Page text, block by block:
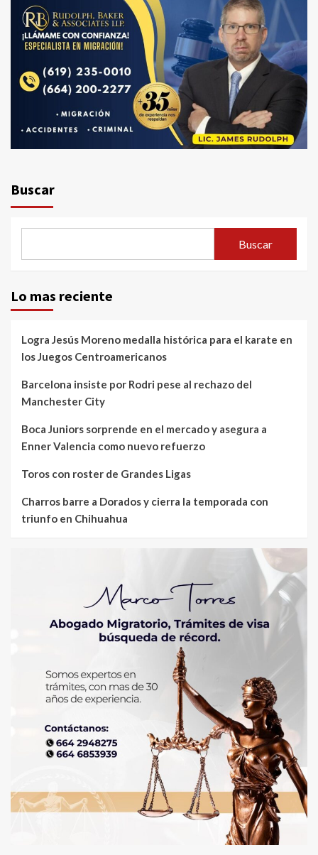
Buscar
Buscar
Lo mas reciente
Logra Jesús Moreno medalla histórica para el karate en
los Juegos Centroamericanos
Barcelona insiste por Rodri pese al rechazo del
Manchester City
Boca Juniors sorprende en el mercado y asegura a
Enner Valencia como nuevo refuerzo
Toros con roster de Grandes Ligas
Charros barre a Dorados y cierra la temporada con
triunfo en Chihuahua